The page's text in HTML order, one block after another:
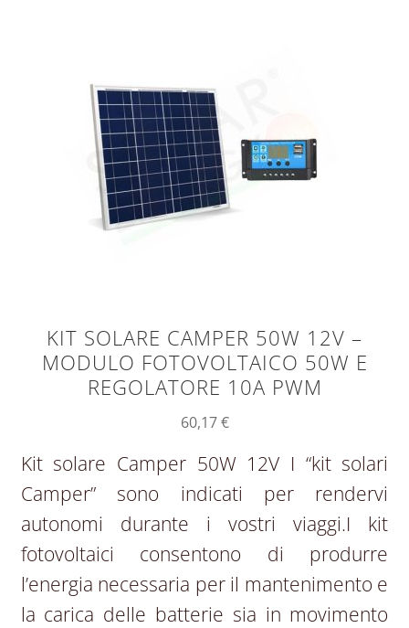
KIT SOLARE CAMPER 50W 12V –
MODULO FOTOVOLTAICO 50W E
REGOLATORE 10A PWM
60,17€
Kit solare Camper 50W 12V I “kit solari
Camper” sono indicati per rendervi
autonomi durante i vostri viaggi.I kit
fotovoltaici consentono di produrre
l’energia necessaria per il mantenimento e
la carica delle batterie sia in movimento